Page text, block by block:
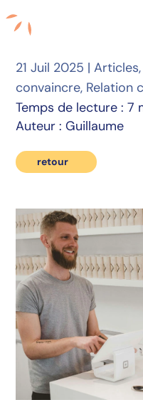
21 Juil 2025 |Articles
convaincre, Relation
Temps de lecture : 7
Auteur : Guillaume
retour